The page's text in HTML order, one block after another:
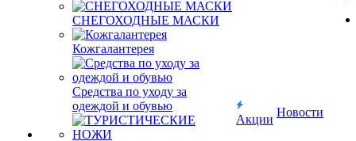
СНЕГОХОДНЫЕ МАСКИ
Кожгалантерея
Средства по уходу за
одеждой и обувью
Акции
Новости